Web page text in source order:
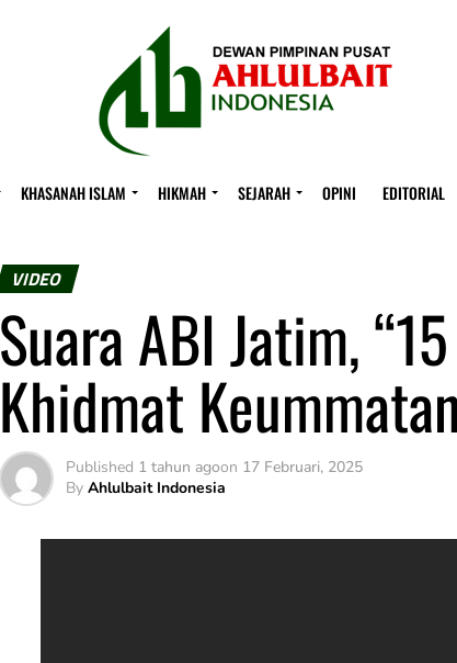
KHASANAH ISLAM HIKMAH SEJARAH OPINI EDITORIAL
VIDEO
Suara ABI Jatim,
Khidmat
Published 1 tahun agoon 17 Februari, 2025
By Ahlulbait Indonesia